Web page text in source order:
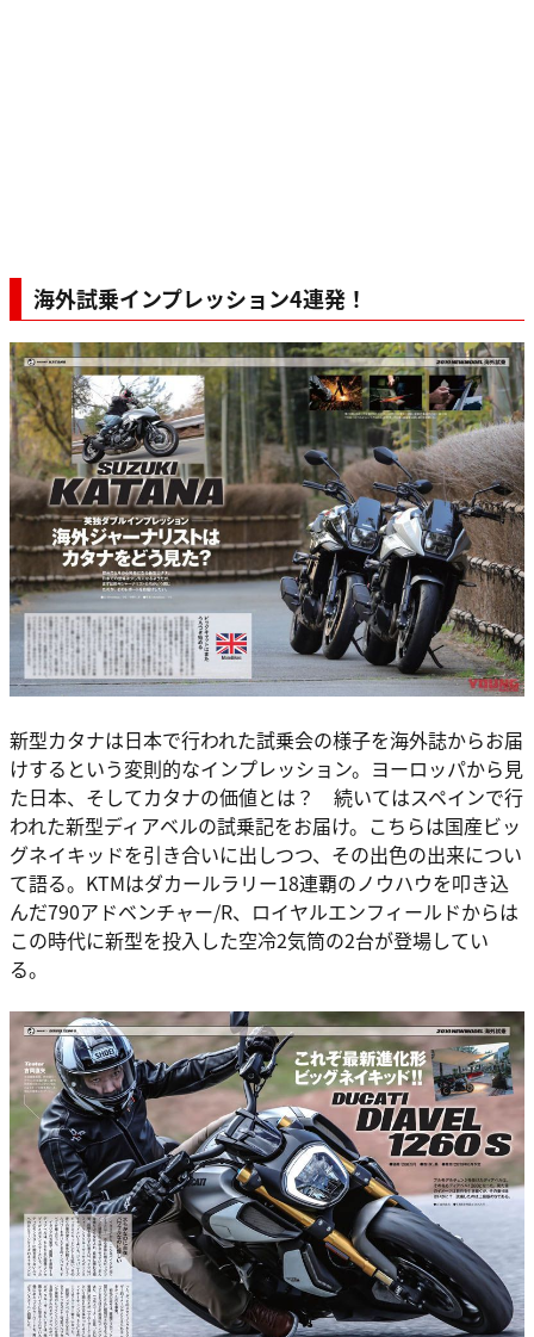
海外試乗インプレッション4連発！
新型カタナは日本で行われた試乗会の様子を海外誌からお届
けするという変則的なインプレッション。ヨーロッパから見
た日本、そしてカタナの価値とは？ 続いてはスペインで行
われた新型ディアベルの試乗記をお届け。こちらは国産ビッ
グネイキッドを引き合いに出しつつ、その出色の出来につい
て語る。KTMはダカールラリー18連覇のノウハウを叩き込
んだ790アドベンチャー/R、ロイヤルエンフィールドからは
この時代に新型を投入した空冷2気筒の2台が登場してい
る。